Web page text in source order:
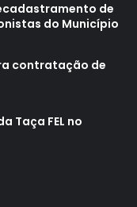
de
do Município
contratação de
Taça FEL no